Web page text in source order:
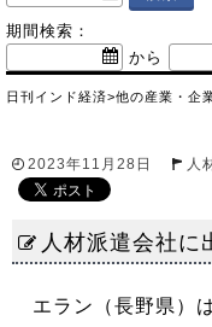
期間検索：
から
日刊インド経済>他の産業・企
2023年11月28日 人
人材派遣会社に
エラン（長野県）